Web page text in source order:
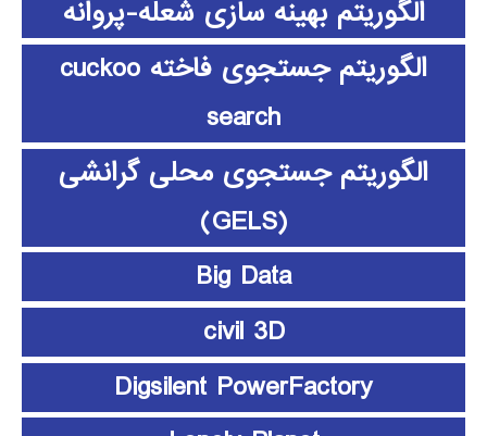
الگوریتم بهینه سازی شعله-پروانه
الگوریتم جستجوی فاخته cuckoo
search
الگوریتم جستجوی محلی گرانشی
(GELS)
Big Data
civil 3D
Digsilent PowerFactory